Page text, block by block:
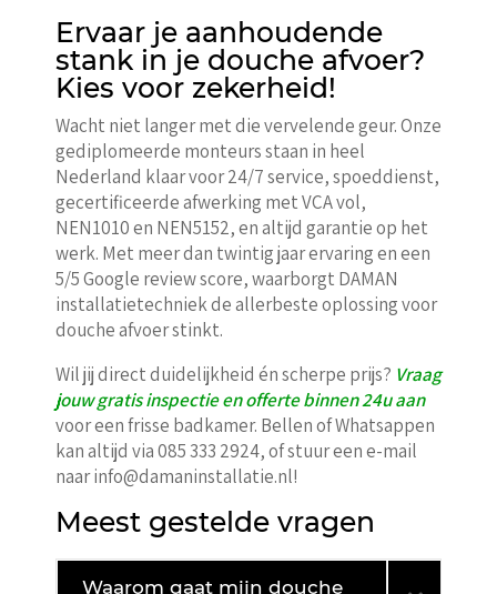
Ervaar je aanhoudende
stank in je douche afvoer?
Kies voor zekerheid!
Wacht niet langer met die vervelende geur. Onze
gediplomeerde monteurs staan in heel
Nederland klaar voor 24/7 service, spoeddienst,
gecertificeerde afwerking met VCA vol,
NEN1010 en NEN5152, en altijd garantie op het
werk. Met meer dan twintig jaar ervaring en een
5/5 Google review score, waarborgt DAMAN
installatietechniek de allerbeste oplossing voor
douche afvoer stinkt.
Wil jij direct duidelijkheid én scherpe prijs? Vraag
jouw gratis inspectie en offerte binnen 24u aan
voor een frisse badkamer. Bellen of Whatsappen
kan altijd via 085 333 2924, of stuur een e-mail
naar info@damaninstallatie.nl!
Meest gestelde vragen
Waarom gaat mijn douche